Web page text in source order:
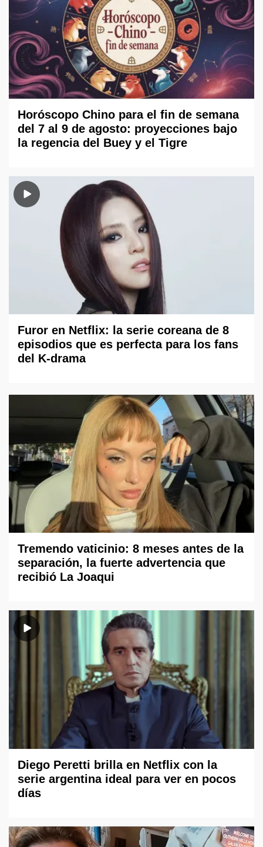
Horóscopo Chino para el fin de semana
del 7 al 9 de agosto: proyecciones bajo
la regencia del Buey y el Tigre
Furor en Netflix: la serie coreana de 8
episodios que es perfecta para los fans
del K-drama
Tremendo vaticinio: 8 meses antes de la
separación, la fuerte advertencia que
recibió La Joaqui
Diego Peretti brilla en Netflix con la
serie argentina ideal para ver en pocos
días